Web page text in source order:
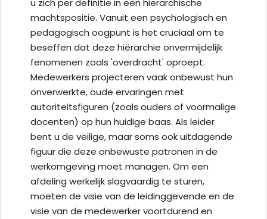
u zich per definitie in een hiërarchische
machtspositie. Vanuit een psychologisch en
pedagogisch oogpunt is het cruciaal om te
beseffen dat deze hiërarchie onvermijdelijk
fenomenen zoals 'overdracht' oproept.
Medewerkers projecteren vaak onbewust hun
onverwerkte, oude ervaringen met
autoriteitsfiguren (zoals ouders of voormalige
docenten) op hun huidige baas. Als leider
bent u de veilige, maar soms ook uitdagende
figuur die deze onbewuste patronen in de
werkomgeving moet managen. Om een
afdeling werkelijk slagvaardig te sturen,
moeten de visie van de leidinggevende en de
visie van de medewerker voortdurend en